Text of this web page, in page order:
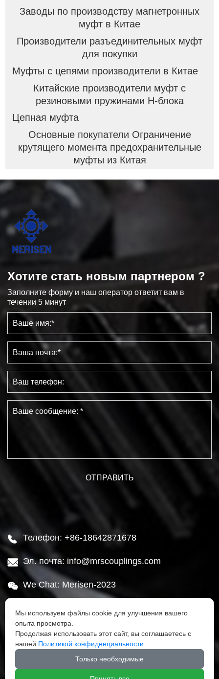
Заводы по производству магнетронных
муфт в Китае
Производители разъединительных муфт
для покупки
Муфты с цепями производители в Китае
Китайские производители муфт с
резиновыми пружинами H-блока
Цепная муфта
Основные покупатели Ограничение
крутящего момента предохранительные
муфты из Китая
Хотите стать новым партнером ?
Заполните форму и наш оператор ответит вам в
течении 5 минут
 Телефон: +86-18642871678
 Эл. почта: info@mrscouplings.com
 We Chat: Merisen-2023

Адрес: Район Ганьцзинцзы, город Далянь,
провинция Ляонин
   
Мы используем файлы cookie для улучшения вашего
опыта просмотра.
Продолжая использовать этот сайт, вы соглашаетесь с
нашей Политикой конфиденциальности.
Только необходимые